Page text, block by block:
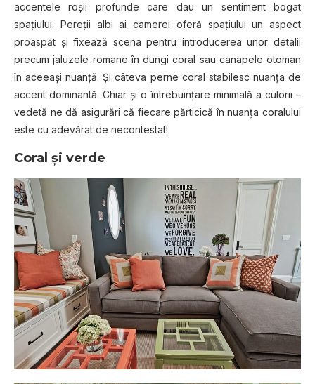
accentele roşii profunde care dau un sentiment bogat
spaţiului. Pereţii albi ai camerei oferă spaţiului un aspect
proaspăt şi fixează scena pentru introducerea unor detalii
precum jaluzele romane în dungi coral sau canapele otoman
în aceeaşi nuanţă. Şi câteva perne coral stabilesc nuanţa de
accent dominantă. Chiar şi o întrebuinţare minimală a culorii –
vedetă ne dă asigurări că fiecare părticică în nuanţa coralului
este cu adevărat de necontestat!
Coral şi verde